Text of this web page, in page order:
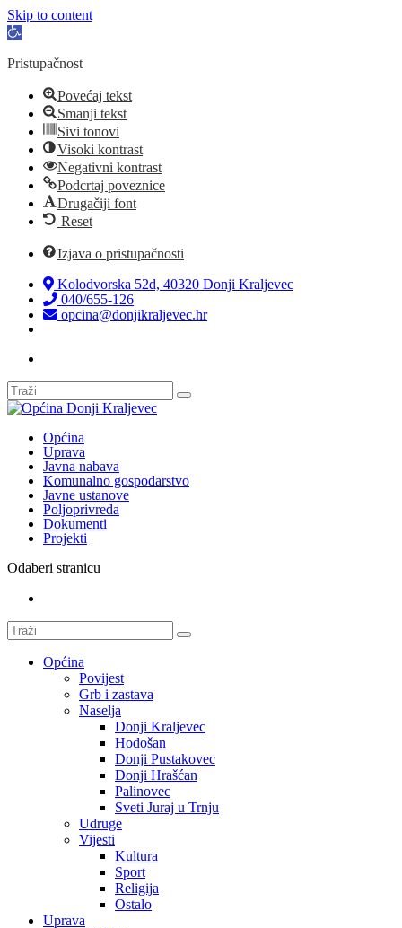
Skip to content
Open
Pristupačnost
Povećaj tekst
Smanji tekst
Sivi tonovi
Visoki kontrast
Negativni kontrast
Podcrtaj poveznice
Drugačiji font
Reset
Izjava o pristupačnosti
Kolodvorska 52d, 40320 Donji Kraljevec
040/655-126
opcina@donjikraljevec.hr
Općina
Uprava
Javna nabava
Komunalno gospodarstvo
Javne ustanove
Poljoprivreda
Dokumenti
Projekti
Odaberi stranicu
Općina
Povijest
Grb i zastava
Naselja
Donji Kraljevec
Hodošan
Donji Pustakovec
Donji Hrašćan
Palinovec
Sveti Juraj u Trnju
Udruge
Vijesti
Kultura
Sport
Religija
Ostalo
Uprava